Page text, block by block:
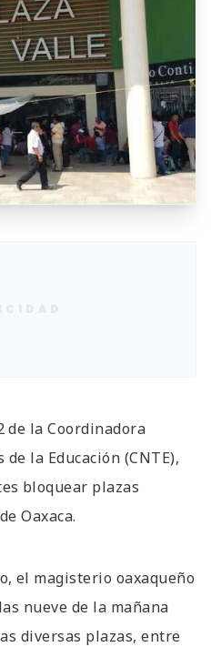
de la Coordinadora
la Educación (CNTE),
bloquear plazas
Oaxaca.
el magisterio oaxaqueño
nueve de la mañana
diversas plazas, entre